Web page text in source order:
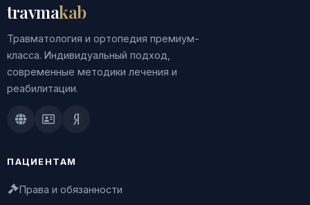
travmakab
Травматология и ортопедия премиум-
класса. Индивидуальный подход,
современные методики лечения и
реабилитации.
Doctu.ruПроДокторов
Яндекс.Здоровье
ПАЦИЕНТАМ
Права и обязанности